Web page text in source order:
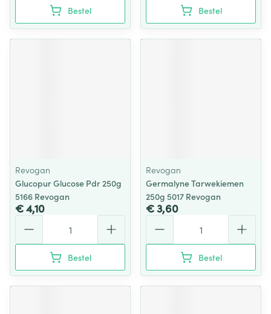
Bestel Bestel
Revogan
Glucopur Glucose Pdr 250g
5166 Revogan
€ 4,10
Bestel
Revogan
Germalyne Tarwekiemen
250g 5017 Revogan
€ 3,60
Bestel